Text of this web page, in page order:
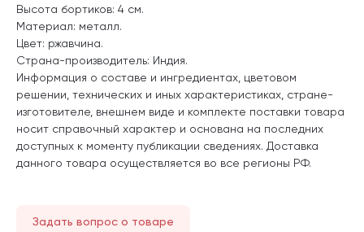
Высота бортиков: 4 см.
Материал: металл.
Цвет: ржавчина.
Страна-производитель: Индия.
Информация о составе и ингредиентах, цветовом
решении, технических и иных характеристиках, стране-
изготовителе, внешнем виде и комплекте поставки товара
носит справочный характер и основана на последних
доступных к моменту публикации сведениях. Доставка
данного товара осуществляется во все регионы РФ.
Задать вопрос о товаре